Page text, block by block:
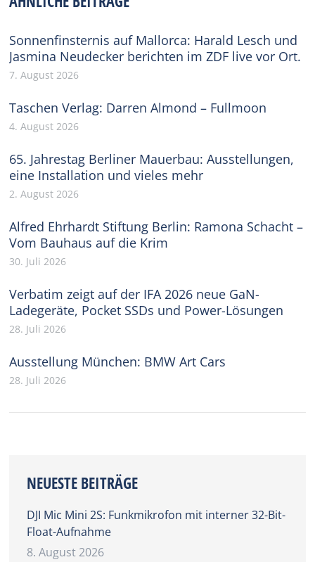
Sonnenfinsternis auf Mallorca: Harald Lesch und
Jasmina Neudecker berichten im ZDF live vor Ort.
7. August 2026
Taschen Verlag: Darren Almond – Fullmoon
4. August 2026
65. Jahrestag Berliner Mauerbau: Ausstellungen,
eine Installation und vieles mehr
2. August 2026
Alfred Ehrhardt Stiftung Berlin: Ramona Schacht –
Vom Bauhaus auf die Krim
30. Juli 2026
Verbatim zeigt auf der IFA 2026 neue GaN-
Ladegeräte, Pocket SSDs und Power-Lösungen
28. Juli 2026
Ausstellung München: BMW Art Cars
28. Juli 2026
NEUESTE BEITRÄGE
DJI Mic Mini 2S: Funkmikrofon mit interner 32-Bit-
Float-Aufnahme
8. August 2026